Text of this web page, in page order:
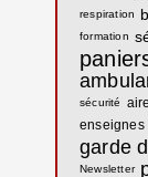
respiration
formation
sécurité
enseignes
garde
Newsletter